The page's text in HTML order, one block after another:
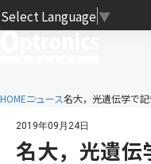
Select Language ▼
HOMEニュース名大，光遺伝学で
2019年09月24日
名大，光遺伝